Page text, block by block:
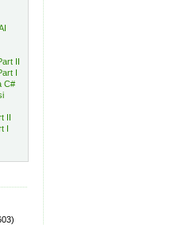
II
I
C#
II
I